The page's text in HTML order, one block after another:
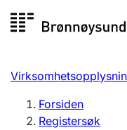
Registersøk
Aksjeselskap
Forsiden
Registersøk